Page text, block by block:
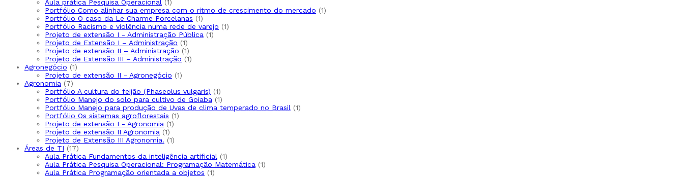
Aula prática Pesquisa Operacional 1
produto
Portfólio Como alinhar sua empresa com o ritmo de crescimento do mercado 11
Portfólio O caso da Le Charme Porcelanas 11
produto
Portfólio Racismo e violência numa rede de varejo 11
Projeto de extensão I - Administração Pública 11
Projeto de Extensão I – Administração 11
produto
Projeto de extensão II – Administração 11
produto
Projeto de Extensão III – Administração 11
Agronegócio 11
produto
Projeto de extensão II - Agronegócio 11
Agronomia 77
produtos
Portfólio A cultura do feijão (Phaseolus vulgaris) 11
produto
Portfólio Manejo do solo para cultivo de Goiaba 11
produto
Portfólio Manejo para produção de Uvas de clima temperado no Brasil 11
Portfólio Os sistemas agroflorestais 11
Projeto de extensão I - Agronomia 11
Projeto de extensão II Agronomia 11
produto
Projeto de Extensão III Agronomia. 11
Áreas de TI 1717
produtos
Aula Prática Fundamentos da inteligência artificial 11
produto
Aula Prática Pesquisa Operacional: Programação Matemática 11
Aula Prática Programação orientada a objetos 11